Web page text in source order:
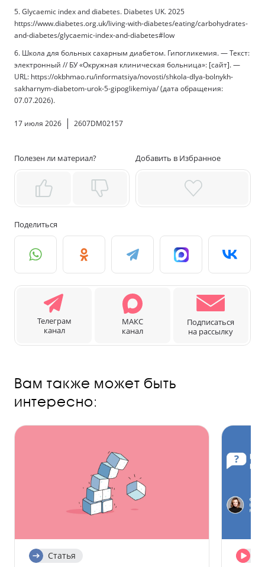
5. Glycaemic index and diabetes. Diabetes UK. 2025
https://www.diabetes.org.uk/living-with-diabetes/eating/carbohydrates-
and-diabetes/glycaemic-index-and-diabetes#low
6. Школа для больных сахарным диабетом. Гипогликемия. — Текст:
электронный // БУ «Окружная клиническая больница»: [сайт]. —
URL: https://okbhmao.ru/informatsiya/novosti/shkola-dlya-bolnykh-
sakharnym-diabetom-urok-5-gipoglikemiya/ (дата обращения:
07.07.2026).
17 июля 2026 2607DM02157
Полезен ли материал? Добавить в Избранное
Поделиться
Телеграм
канал
МАКС
канал
Подписаться
на рассылку
Вам также может быть
интересно:
Статья